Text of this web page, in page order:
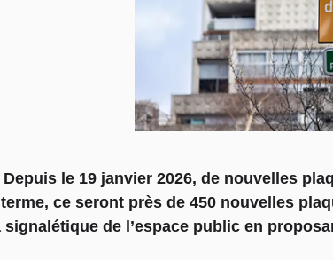
le 19 janvier 2026, de nouvelles
ce seront près de 450 nouvelles
de l’espace public en